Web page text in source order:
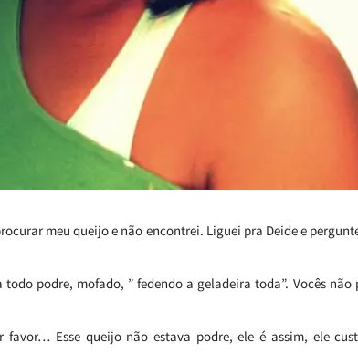
meu queijo e não encontrei. Liguei pra Deide e
podre, mofado, ” fedendo a geladeira toda”. Vocês não
favor… Esse queijo não estava podre, ele é assim, ele